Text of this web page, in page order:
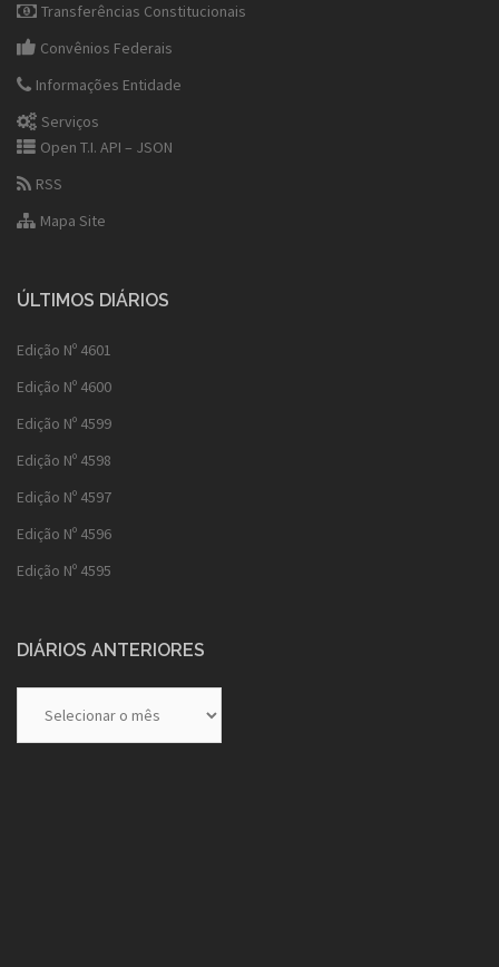
Transferências Constitucionais
Convênios Federais
Informações Entidade
Serviços
Open T.I. API – JSON
RSS
Mapa Site
ÚLTIMOS DIÁRIOS
Edição Nº 4601
Edição Nº 4600
Edição Nº 4599
Edição Nº 4598
Edição Nº 4597
Edição Nº 4596
Edição Nº 4595
DIÁRIOS ANTERIORES
Anteriores